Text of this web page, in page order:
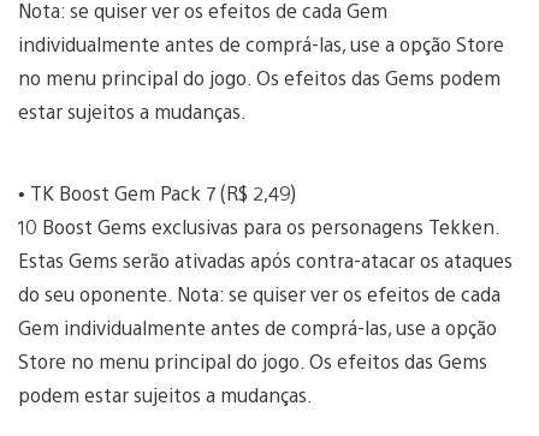
Nota: se quiser ver os efeitos de cada Gem
individualmente antes de comprá-las, use a opção Store
no menu principal do jogo. Os efeitos das Gems podem
estar sujeitos a mudanças.
• TK Boost Gem Pack 7 (R$ 2,49)
10 Boost Gems exclusivas para os personagens Tekken.
Estas Gems serão ativadas após contra-atacar os ataques
do seu oponente. Nota: se quiser ver os efeitos de cada
Gem individualmente antes de comprá-las, use a opção
Store no menu principal do jogo. Os efeitos das Gems
podem estar sujeitos a mudanças.